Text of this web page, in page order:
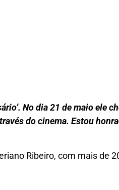
No dia 21 de maio ele
do cinema. Estou
Ribeiro, com mais de